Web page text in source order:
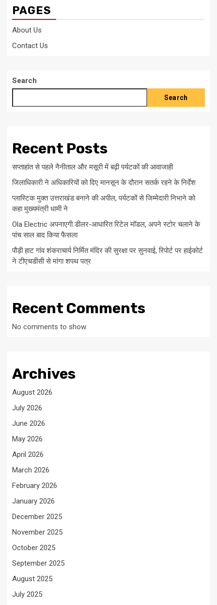
PAGES
About Us
Contact Us
Search
Search
Recent Posts
सप्ताहांत से पहले नैनीताल और मसूरी में बढ़ी पर्यटकों की आवाजाही
जिलाधिकारी ने अधिकारियों को दिए मानसून के दौरान सतर्क रहने के निर्देश
प्लास्टिक मुक्त उत्तराखंड बनाने की अपील, पर्यटकों से जिम्मेदारी निभाने को
कहा मुख्यमंत्री धामी ने
Ola Electric अपनाएगी डीलर-आधारित रिटेल मॉडल, अपने स्टोर चलाने के
पांच साल बाद किया फैसला
पौड़ी हाट गांव शंकराचार्य निर्मित मंदिर की सुरक्षा पर सुनवाई, रिपोर्ट पर हाईकोर्ट
ने टीएचडीसी से मांगा शपथ पत्र
Recent Comments
No comments to show.
Archives
August 2026
July 2026
June 2026
May 2026
April 2026
March 2026
February 2026
January 2026
December 2025
November 2025
October 2025
September 2025
August 2025
July 2025